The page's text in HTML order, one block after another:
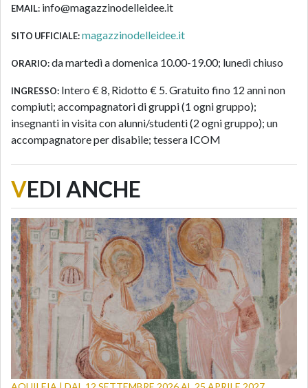
EMAIL: info@magazzinodelleidee.it
SITO UFFICIALE:magazzinodelleidee.it
ORARIO:da martedì a domenica 10.00-19.00; lunedì chiuso
INGRESSO: Intero € 8, Ridotto € 5. Gratuito fino 12 anni non
compiuti; accompagnatori di gruppi (1 ogni gruppo);
insegnanti in visita con alunni/studenti (2 ogni gruppo); un
accompagnatore per disabile; tessera ICOM
VEDI ANCHE